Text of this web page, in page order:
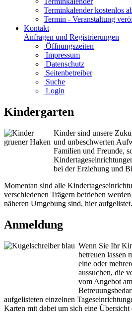
Terminkalender kostenlos
Termin - Veranstaltung
Kontakt
Anfragen und Registrierungen
Öffnungszeiten
Impressum
Datenschutz
Seitenbetreiber
Suche
Login
Kindergarten
Kinder sind unsere
und unbeschwerten
Familien und Freunde,
bei der Erziehung und
Momentan sind alle
verschiedenen Trägern betrieben
näheren Umgebung sind, hier aufgelistet.
Anmeldung
Wenn Sie Ihr
betreuen lassen
eine oder
aussuchen, die
vom Angebot
aufgelisteten einzelnen
Karten mit dabei um sich eine Übersicht